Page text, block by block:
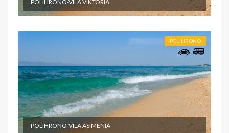
POLIHRONO-VILA VIKTORIA
POLIHRONO
POLIHRONO-VILA ASIMENIA